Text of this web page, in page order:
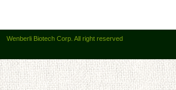
Biotech Corp. All right reserved